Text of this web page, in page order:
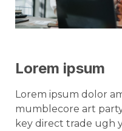
Lorem ipsum
Lorem ipsum dolor
mumblecore art
key direct trade ugh